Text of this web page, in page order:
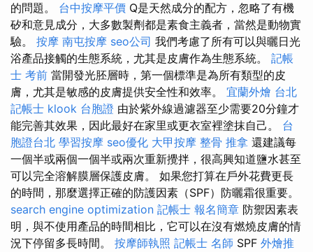
的問題。 台中按摩平價 Q是天然成分的配方，忽略了有機
矽和意見成分，大多數製劑都是素食主義者，當然是動物實
驗。 按摩 南屯按摩 seo公司 我們考慮了所有可以與曬日光
浴產品接觸的生態系統，尤其是皮膚作為生態系統。 記帳
士 考前 當開發光胚層時，第一個標準是為所有類型的皮
膚，尤其是敏感的皮膚提供安全性和效率。 宜蘭外燴 台北
記帳士 klook 台胞證 由於紫外線過濾器至少需要20分鐘才
能完善其效果，因此最好在家里或更衣室裡塗抹自己。 台
胞證台北 學習按摩 seo優化 大甲按摩 整骨 推拿 還建議每
一個半或兩個一個半或兩次重新攪拌，很高興知道鹽水甚至
可以完全溶解膜層保護皮膚。 如果您打算在戶外花費更長
的時間，那麼選擇正確的防護因素（SPF）防曬霜很重要。
search engine optimization 記帳士 報名簡章 防禦因素表
明，與不使用產品的時間相比，它可以在沒有燃燒皮膚的情
況下停留多長時間。 按摩師執照 記帳士 名師 SPF 外燴推